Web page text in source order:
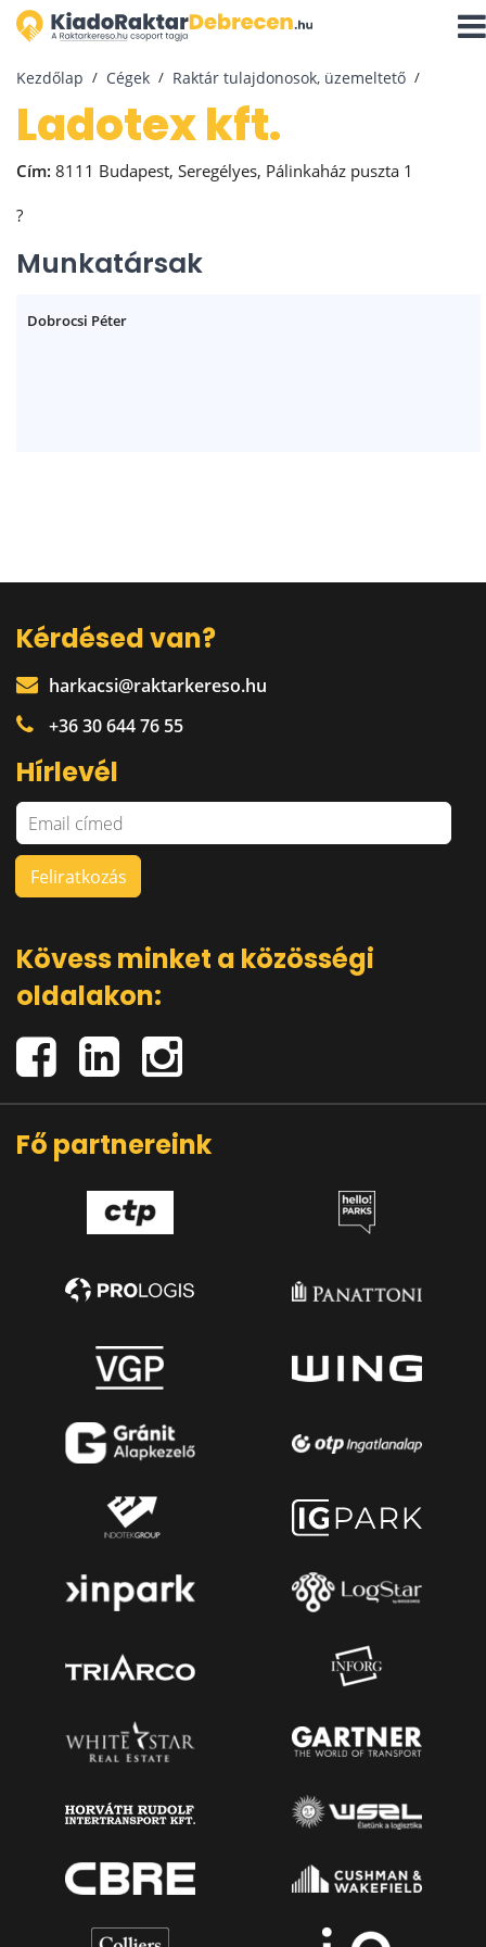
Kezdőlap Cégek Raktár tulajdonosok, üzemeltető
Ladotex kft.
Cím: 8111 Budapest, Seregélyes, Pálinkaház puszta 1
?
Munkatársak
Dobrocsi Péter
Kérdésed van?
harkacsi@raktarkereso.hu
+36 30 644 76 55
Hírlevél
Kövess minket a közösségi
oldalakon:
Fő partnereink